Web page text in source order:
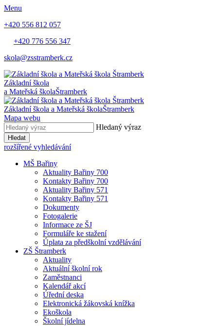
Menu
+420 556 812 057
+420 776 556 347
skola@zsstramberk.cz
Základní škola
a Mateřská školaŠtramberk
Základní škola a Mateřská školaŠtramberk
Mapa webu
Hledaný výraz
Hledat
rozšířené vyhledávání
MŠ Bařiny
Aktuality Bařiny 700
Kontakty Bařiny 700
Aktuality Bařiny 571
Kontakty Bařiny 571
Dokumenty
Fotogalerie
Informace ze ŠJ
Formuláře ke stažení
Úplata za předškolní vzdělávání
ZŠ Štramberk
Aktuality
Aktuální školní rok
Zaměstnanci
Kalendář akcí
Úřední deska
Elektronická žákovská knížka
Ekoškola
Školní jídelna